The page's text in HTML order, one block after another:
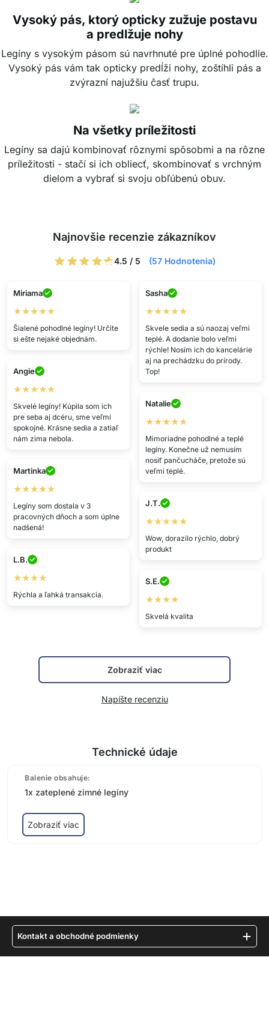
Vysoký pás, ktorý opticky zužuje postavu
a predlžuje nohy
Legíny s vysokým pásom sú navrhnuté pre úplné pohodlie.
Vysoký pás vám tak opticky predĺži nohy, zoštíhli pás a
zvýrazní najužšiu časť trupu.
Na všetky príležitosti
Legíny sa dajú kombinovať rôznymi spôsobmi a na rôzne
príležitosti - stačí si ich obliecť, skombinovať s vrchným
dielom a vybrať si svoju obľúbenú obuv.
Najnovšie recenzie zákazníkov
4.5 / 5 (57 Hodnotenia)
Miriama
★★★★★
Šialené pohodlné legíny! Určite
si ešte nejaké objednám.
Sasha
★★★★★
Skvele sedia a sú naozaj veľmi
teplé. A dodanie bolo veľmi
rýchle! Nosím ich do kancelárie
aj na prechádzku do prírody.
Top!
Angie
★★★★★
Skvelé legíny! Kúpila som ich
pre seba aj dcéru, sme veľmi
spokojné. Krásne sedia a zatiaľ
nám zima nebola.
Natalie
★★★★★
Mimoriadne pohodlné a teplé
legíny. Konečne už nemusím
nosiť pančucháče, pretože sú
veľmi teplé.
Martinka
★★★★★
Legíny som dostala v 3
pracovných dňoch a som úplne
nadšená!
J.T.
★★★★★
Wow, dorazilo rýchlo, dobrý
produkt
L.B.
★★★★
Rýchla a ľahká transakcia.
S.E.
★★★★
Skvelá kvalita
Zobraziť viac
Napíšte recenziu
Technické údaje
Balenie obsahuje:
1x zateplené zimné legíny
Zobraziť viac
Kontakt a obchodné podmienky